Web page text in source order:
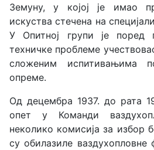
Земуну, у којој је имао
искуства стечена на
У Опитној групи је поред
техничке проблеме
сложеним испитивањима
опреме.
Од децембра 1937. до рата
опет у Команди
неколико комисија за избор
су обилазиле ваздухопловне